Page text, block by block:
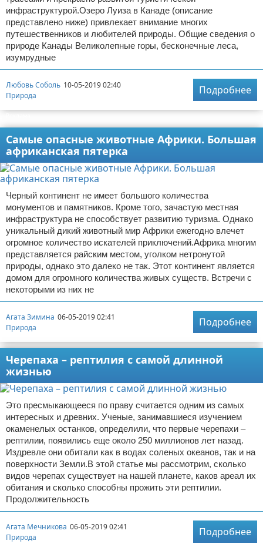
инфраструктурой.Озеро Луиза в Канаде (описание
представлено ниже) привлекает внимание многих
путешественников и любителей природы. Общие сведения о
природе Канады Великолепные горы, бесконечные леса,
изумрудные
Любовь Соболь 10-05-2019 02:40
Природа
Подробнее
Самые опасные животные Африки. Большая
африканская пятерка
Черный континент не имеет большого количества
монументов и памятников. Кроме того, зачастую местная
инфраструктура не способствует развитию туризма. Однако
уникальный дикий животный мир Африки ежегодно влечет
огромное количество искателей приключений.Африка многим
представляется райским местом, уголком нетронутой
природы, однако это далеко не так. Этот континент является
домом для огромного количества живых существ. Встречи с
некоторыми из них не
Агата Зимина 06-05-2019 02:41
Природа
Подробнее
Черепаха – рептилия с самой длинной
жизнью
Это пресмыкающееся по праву считается одним из самых
интересных и древних. Ученые, занимавшиеся изучением
окаменелых останков, определили, что первые черепахи –
рептилии, появились еще около 250 миллионов лет назад.
Издревле они обитали как в водах соленых океанов, так и на
поверхности Земли.В этой статье мы рассмотрим, сколько
видов черепах существует на нашей планете, каков ареал их
обитания и сколько способны прожить эти рептилии.
Продолжительность
Агата Мечникова 06-05-2019 02:41
Природа
Подробнее